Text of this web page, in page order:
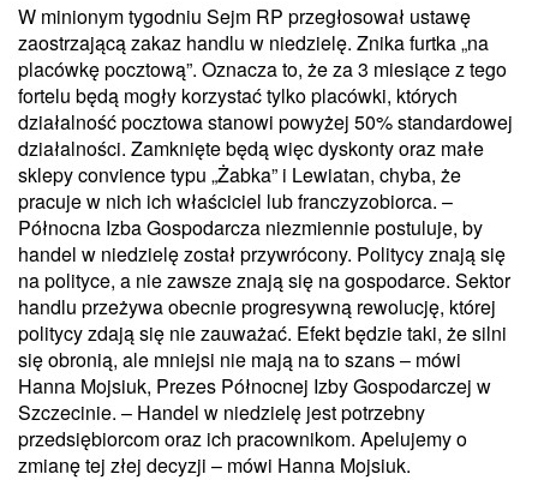
W minionym tygodniu Sejm RP przegłosował ustawę
zaostrzającą zakaz handlu w niedzielę. Znika furtka „na
placówkę pocztową”. Oznacza to, że za 3 miesiące z tego
fortelu będą mogły korzystać tylko placówki, których
działalność pocztowa stanowi powyżej 50% standardowej
działalności. Zamknięte będą więc dyskonty oraz małe
sklepy convience typu „Żabka” i Lewiatan, chyba, że
pracuje w nich ich właściciel lub franczyzobiorca. –
Północna Izba Gospodarcza niezmiennie postuluje, by
handel w niedzielę został przywrócony. Politycy znają się
na polityce, a nie zawsze znają się na gospodarce. Sektor
handlu przeżywa obecnie progresywną rewolucję, której
politycy zdają się nie zauważać. Efekt będzie taki, że silni
się obronią, ale mniejsi nie mają na to szans – mówi
Hanna Mojsiuk, Prezes Północnej Izby Gospodarczej w
Szczecinie. – Handel w niedzielę jest potrzebny
przedsiębiorcom oraz ich pracownikom. Apelujemy o
zmianę tej złej decyzji – mówi Hanna Mojsiuk.